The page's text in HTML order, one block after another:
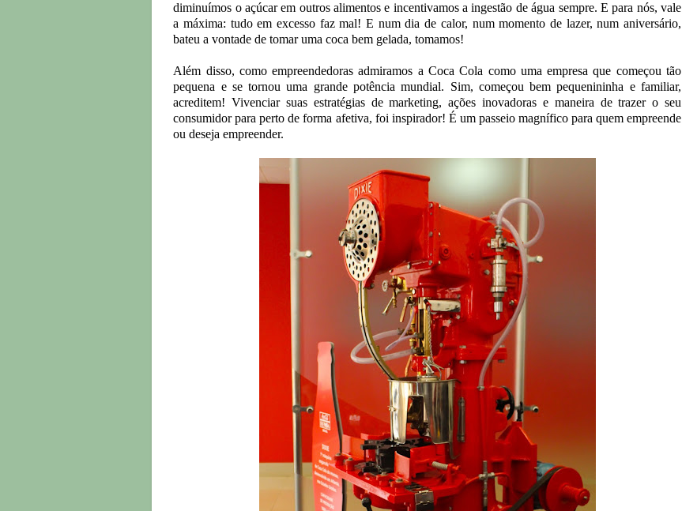
diminuímos o açúcar em outros alimentos e incentivamos a ingestão de água sempre. E para nós, vale
a máxima: tudo em excesso faz mal! E num dia de calor, num momento de lazer, num aniversário,
bateu a vontade de tomar uma coca bem gelada, tomamos!
Além disso, como empreendedoras admiramos a Coca Cola como uma empresa que começou tão
pequena e se tornou uma grande potência mundial. Sim, começou bem pequenininha e familiar,
acreditem! Vivenciar suas estratégias de marketing, ações inovadoras e maneira de trazer o seu
consumidor para perto de forma afetiva, foi inspirador! É um passeio magnífico para quem empreende
ou deseja empreender.